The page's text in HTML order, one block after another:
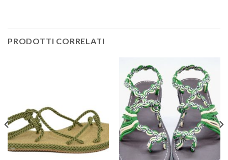
PRODOTTI CORRELATI